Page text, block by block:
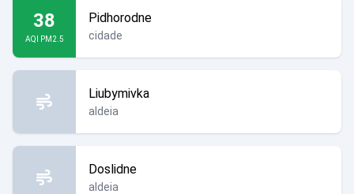
38
AQI PM2.5
Pidhorodne
cidade
Liubymivka
aldeia
Doslidne
aldeia